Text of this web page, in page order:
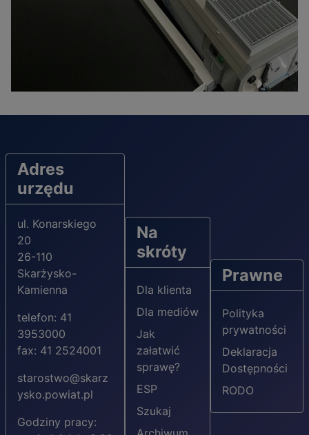
Adres
urzędu
ul. Konarskiego
20
26-110
Skarżysko-
Kamienna
telefon: 41
3953000
fax: 41 2524001
starostwo@skarz
ysko.powiat.pl
Godziny pracy:
Na
skróty
Dla klienta
Dla mediów
Jak
załatwić
sprawę?
ESP
Szukaj
Prawne
Polityka
prywatności
Deklaracja
Dostępności
RODO